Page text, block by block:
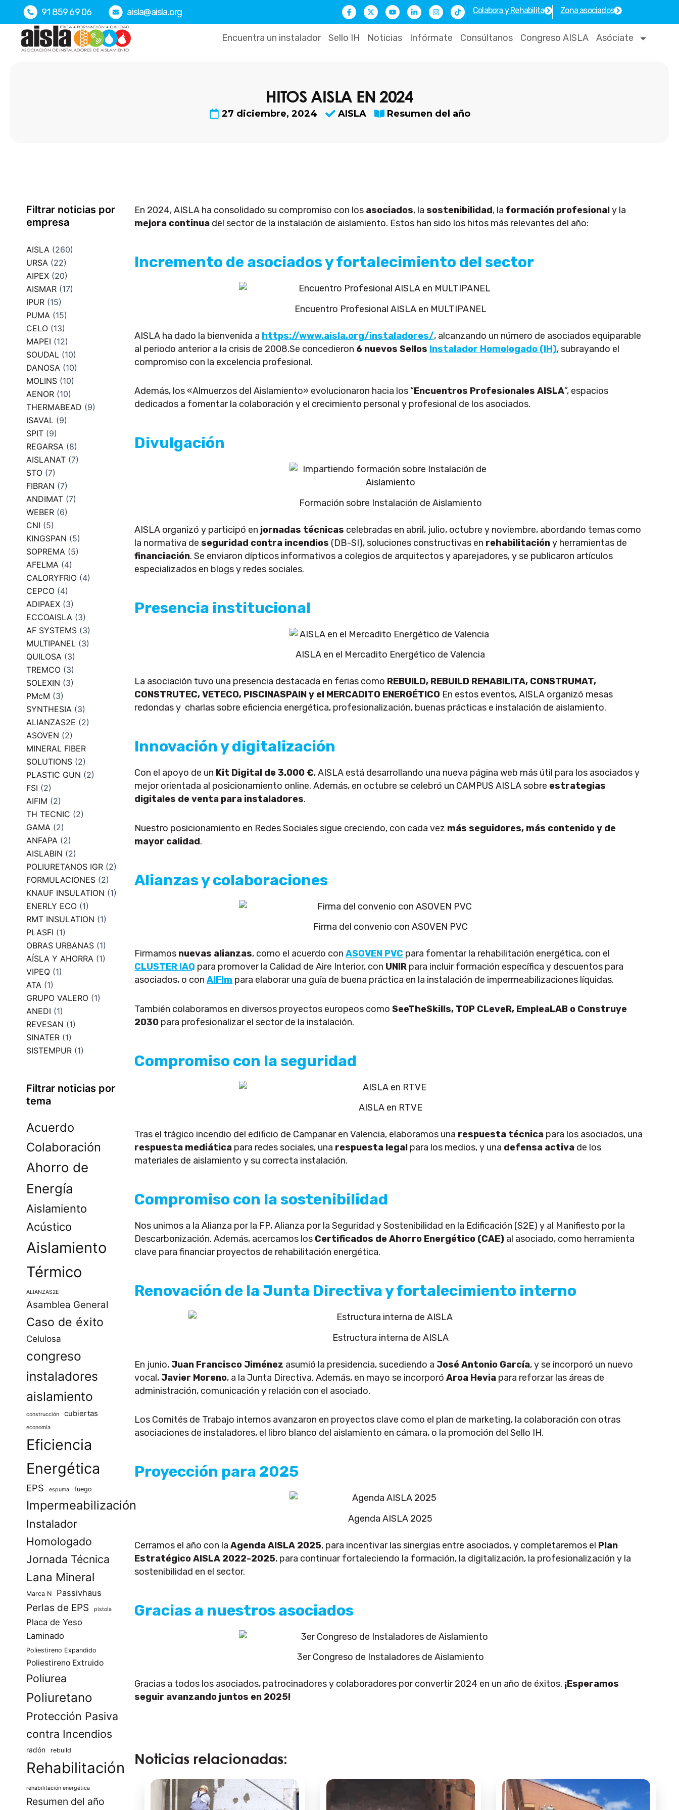
contenido
91 859 69 06 aisla@aisla.org
F
a
c
b
o
X
-
t
i
t
Y
o
u
u
b
L
i
n
e
d
I
n
s
a
g
T
i
k
o
Colabora y Rehabilita Zona asociados
Encuentra un instalador Sello IH Noticias Infórmate Consúltanos Congreso AISLA Asóciate
HITOS AISLA EN 2024
27 diciembre, 2024 AISLA Resumen del año
Filtrar noticias por
empresa
AISLA (260)
URSA (22)
AIPEX (20)
AISMAR (17)
IPUR (15)
PUMA (15)
CELO (13)
MAPEI (12)
SOUDAL (10)
DANOSA (10)
MOLINS (10)
AENOR (10)
THERMABEAD (9)
ISAVAL (9)
SPIT (9)
REGARSA (8)
AISLANAT (7)
STO (7)
FIBRAN (7)
ANDIMAT (7)
WEBER (6)
CNI (5)
KINGSPAN (5)
SOPREMA (5)
AFELMA (4)
CALORYFRIO (4)
CEPCO (4)
ADIPAEX (3)
ECCOAISLA (3)
AF SYSTEMS (3)
MULTIPANEL (3)
QUILOSA (3)
TREMCO (3)
SOLEXIN (3)
PMcM (3)
SYNTHESIA (3)
ALIANZAS2E (2)
ASOVEN (2)
MINERAL FIBER
SOLUTIONS (2)
PLASTIC GUN (2)
FSI (2)
AIFIM (2)
TH TECNIC (2)
GAMA (2)
ANFAPA (2)
AISLABIN (2)
POLIURETANOS IGR (2)
FORMULACIONES (2)
KNAUF INSULATION (1)
ENERLY ECO (1)
RMT INSULATION (1)
PLASFI (1)
OBRAS URBANAS (1)
AÍSLA Y AHORRA (1)
VIPEQ (1)
ATA (1)
GRUPO VALERO (1)
ANEDI (1)
REVESAN (1)
SINATER (1)
SISTEMPUR (1)
Filtrar noticias por
tema
Acuerdo
Colaboración
Ahorro de
Energía
Aislamiento
Acústico
Aislamiento
Térmico
ALIANZAS2E
Asamblea General
Caso de éxito
Celulosa
congreso
instaladores
aislamiento
construcción cubiertas
economía
Eficiencia
Energética
EPS espuma fuego
Impermeabilización
Instalador
Homologado
Jornada Técnica
Lana Mineral
Marca N Passivhaus
Perlas de EPS pistola
Placa de Yeso
Laminado
Poliestireno Expandido
Poliestireno Extruido
Poliurea
Poliuretano
Protección Pasiva
contra Incendios
radón rebuild
Rehabilitación
rehabilitación energética
Resumen del año
En 2024, AISLA ha consolidado su compromiso con los asociados, lasostenibilidad, la formación profesionaly la
mejora continua del sector de la instalación de aislamiento. Estos han sido los hitos más relevantes del año:
Incremento de asociados y fortalecimiento del sector
Encuentro Profesional AISLA en MULTIPANEL
AISLA ha dado la bienvenida a https://www.aisla.org/instaladores/, alcanzando un número de asociados equiparable
al periodo anterior a la crisis de 2008.Se concedieron 6 nuevos Sellos Instalador Homologado (IH), subrayando el
compromiso con la excelencia profesional.
Además, los «Almuerzos del Aislamiento» evolucionaron hacia los “Encuentros Profesionales AISLA”, espacios
dedicados a fomentar la colaboración y el crecimiento personal y profesional de los asociados.
Divulgación
Formación sobre Instalación de Aislamiento
AISLA organizó y participó en jornadas técnicas celebradas en abril, julio, octubre y noviembre, abordando temas como
la normativa deseguridad contra incendios (DB-SI), soluciones constructivas en rehabilitacióny herramientas de
financiación. Se enviaron dípticos informativos a colegios de arquitectos y aparejadores, y se publicaron artículos
especializados en blogs y redes sociales.
Presencia institucional
AISLA en el Mercadito Energético de Valencia
La asociación tuvo una presencia destacada en ferias como REBUILD, REBUILD REHABILITA, CONSTRUMAT,
CONSTRUTEC, VETECO, PISCINASPAIN y el MERCADITO ENERGÉTICO En estos eventos, AISLA organizó mesas
redondas y charlas sobre eficiencia energética, profesionalización, buenas prácticas e instalación de aislamiento.
Innovación y digitalización
Con el apoyo de un Kit Digital de 3.000 €, AISLA está desarrollando una nueva página web más útil para los asociados y
mejor orientada al posicionamiento online. Además, en octubre se celebró un CAMPUS AISLA sobre estrategias
digitales de venta para instaladores.
Nuestro posicionamiento en Redes Sociales sigue creciendo, con cada vez más seguidores, más contenido y de
mayor calidad.
Alianzas y colaboraciones
Firma del convenio con ASOVEN PVC
Firmamos nuevas alianzas, como el acuerdo conASOVEN PVC para fomentar la rehabilitación energética, con el
CLUSTER IAQ para promover la Calidad de Aire Interior, con UNIR para incluir formación específica y descuentos para
asociados, o conAIFIm para elaborar una guía de buena práctica en la instalación de impermeabilizaciones líquidas.
También colaboramos en diversos proyectos europeos comoSeeTheSkills, TOP CLeveR, EmpleaLAB o Construye
2030 para profesionalizar el sector de la instalación.
Compromiso con la seguridad
AISLA en RTVE
Tras el trágico incendio del edificio de Campanar en Valencia, elaboramos una respuesta técnica para los asociados, una
respuesta mediática para redes sociales, una respuesta legal para los medios, y una defensa activa de los
materiales de aislamiento y su correcta instalación.
Compromiso con la sostenibilidad
Nos unimos a la Alianza por la FP, Alianza por la Seguridad y Sostenibilidad en la Edificación (S2E) y al Manifiesto por la
Descarbonización. Además, acercamos los Certificados de Ahorro Energético (CAE) al asociado, como herramienta
clave para financiar proyectos de rehabilitación energética.
Renovación de la Junta Directiva y fortalecimiento interno
Estructura interna de AISLA
En junio, Juan Francisco Jiménez asumió la presidencia, sucediendo a José Antonio García, y se incorporó un nuevo
vocal, Javier Moreno, a la Junta Directiva. Además, en mayo se incorporóAroa Hevia para reforzar las áreas de
administración, comunicación y relación con el asociado.
Los Comités de Trabajo internos avanzaron en proyectos clave como el plan de marketing, la colaboración con otras
asociaciones de instaladores, el libro blanco del aislamiento en cámara, o la promoción del Sello IH.
Proyección para 2025
Agenda AISLA 2025
Cerramos el año con laAgenda AISLA 2025, para incentivar las sinergias entre asociados, y completaremos el Plan
Estratégico AISLA 2022-2025, para continuar fortaleciendo la formación, la digitalización, la profesionalización y la
sostenibilidad en el sector.
Gracias a nuestros asociados
3er Congreso de Instaladores de Aislamiento
Gracias a todos los asociados, patrocinadores y colaboradores por convertir 2024 en un año de éxitos. ¡Esperamos
seguir avanzando juntos en 2025!
Noticias relacionadas: